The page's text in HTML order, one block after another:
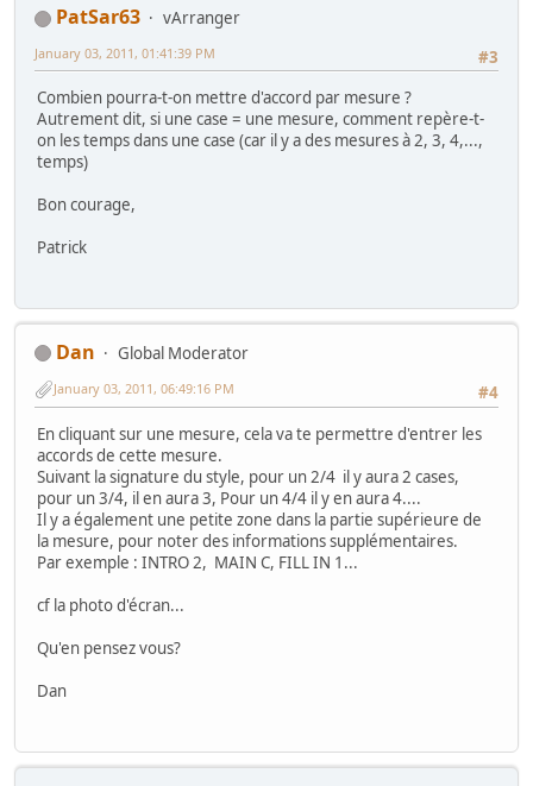
PatSar63
vArranger
#3
January 03, 2011, 01:41:39 PM
Combien pourra-t-on mettre d'accord par mesure ?
Autrement dit, si une case = une mesure, comment repère-t-
on les temps dans une case (car il y a des mesures à 2, 3, 4,...,
temps)
Bon courage,
Patrick
Dan
Global Moderator
#4
January 03, 2011, 06:49:16 PM
En cliquant sur une mesure, cela va te permettre d'entrer les
accords de cette mesure.
Suivant la signature du style, pour un 2/4 il y aura 2 cases,
pour un 3/4, il en aura 3, Pour un 4/4 il y en aura 4....
Il y a également une petite zone dans la partie supérieure de
la mesure, pour noter des informations supplémentaires.
Par exemple : INTRO 2, MAIN C, FILL IN 1...
cf la photo d'écran...
Qu'en pensez vous?
Dan